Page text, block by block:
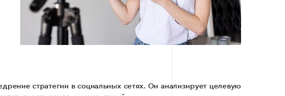
стратегии в социальных сетях. Он анализирует целевую